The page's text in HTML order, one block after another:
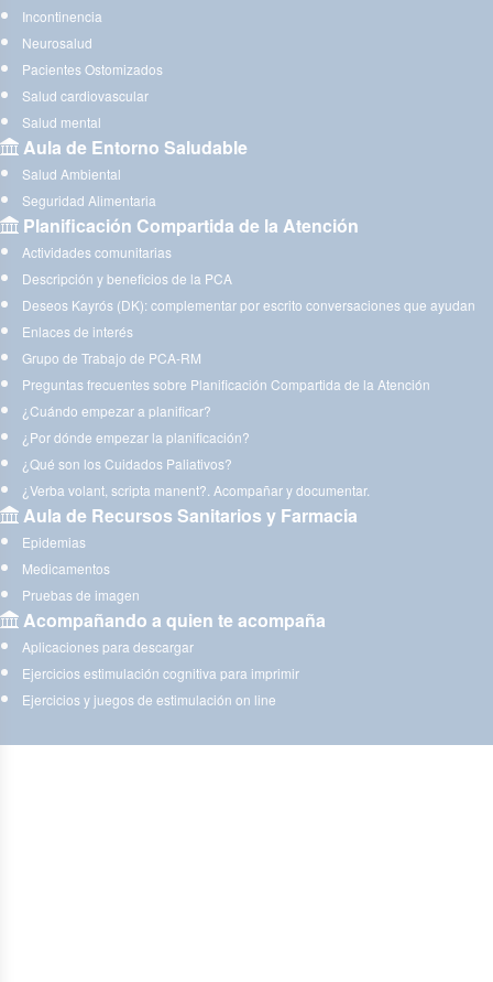
Incontinencia
Neurosalud
Pacientes Ostomizados
Salud cardiovascular
Salud mental
Aula de Entorno Saludable
Salud Ambiental
Seguridad Alimentaria
Planificación Compartida de la Atención
Actividades comunitarias
Descripción y beneficios de la PCA
Deseos Kayrós (DK): complementar por escrito conversaciones que ayudan
Enlaces de interés
Grupo de Trabajo de PCA-RM
Preguntas frecuentes sobre Planificación Compartida de la Atención
¿Cuándo empezar a planificar?
¿Por dónde empezar la planificación?
¿Qué son los Cuidados Paliativos?
¿Verba volant, scripta manent?. Acompañar y documentar.
Aula de Recursos Sanitarios y Farmacia
Epidemias
Medicamentos
Pruebas de imagen
Acompañando a quien te acompaña
Aplicaciones para descargar
Ejercicios estimulación cognitiva para imprimir
Ejercicios y juegos de estimulación on line